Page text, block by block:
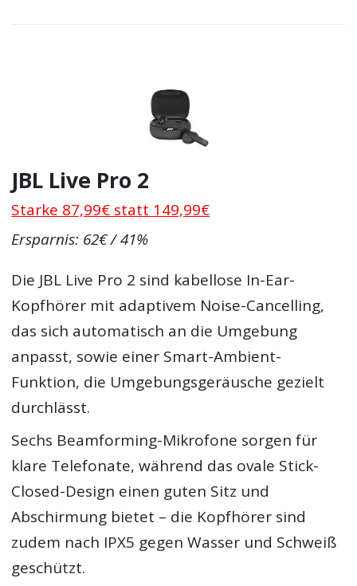
JBL Live Pro 2
Starke 87,99€ statt 149,99€
Ersparnis: 62€ / 41%
Die JBL Live Pro 2 sind kabellose In-Ear-
Kopfhörer mit adaptivem Noise-Cancelling,
das sich automatisch an die Umgebung
anpasst, sowie einer Smart-Ambient-
Funktion, die Umgebungsgeräusche gezielt
durchlässt.
Sechs Beamforming-Mikrofone sorgen für
klare Telefonate, während das ovale Stick-
Closed-Design einen guten Sitz und
Abschirmung bietet – die Kopfhörer sind
zudem nach IPX5 gegen Wasser und Schweiß
geschützt.